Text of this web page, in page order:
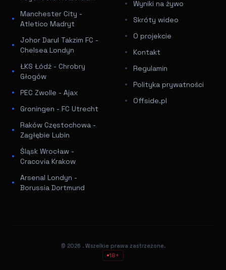
Manchester City -
Atletico Madryt
Johor Darul Takzim FC -
Chelsea Londyn
ŁKS Łódź - Chrobry
Głogów
PEC Zwolle - Ajax
Groningen - FC Utrecht
Raków Częstochowa -
Zagłębie Lubin
Śląsk Wrocław -
Cracovia Krakow
Arsenal Londyn -
Borussia Dortmund
Wyniki na żywo
Skróty wideo
O projekcie
Kontakt
Regulamin
Polityka prywatności
Offside.pl
© 2026 . Wszelkie prawa zastrzeżone.
18+